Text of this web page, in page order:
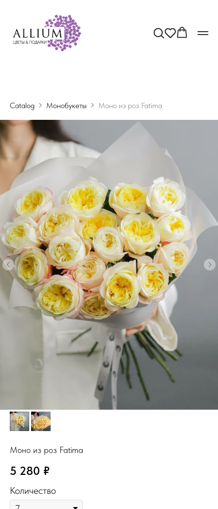
Catalog Монобукеты Моно из роз Fatima
Моно из роз Fatima
5 280 ₽
Количество